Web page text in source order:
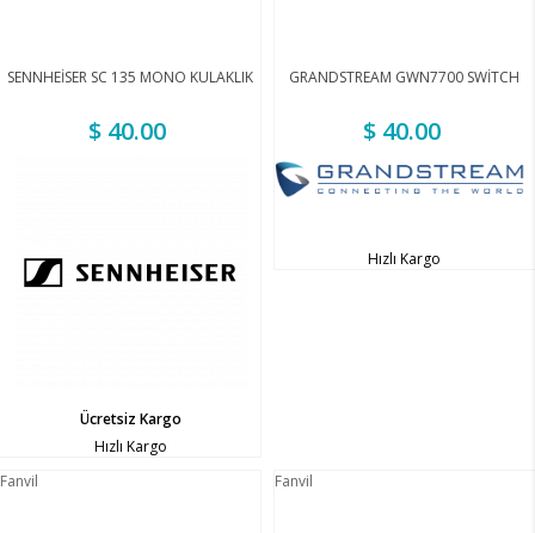
SENNHEİSER SC 135 MONO KULAKLIK
$ 40.00
Ücretsiz Kargo
Hızlı Kargo
GRANDSTREAM GWN7700 SWİTCH
$ 40.00
Hızlı Kargo
Fanvil Fanvil